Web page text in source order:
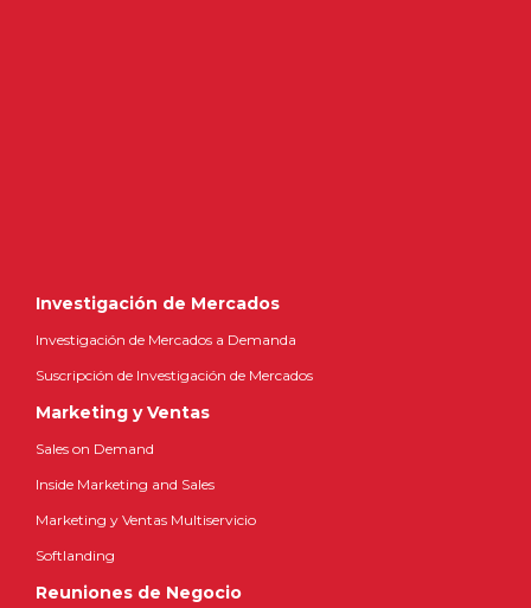
Investigación de Mercados
Investigación de Mercados a Demanda
Suscripción de Investigación de Mercados
Marketing y Ventas
Sales on Demand
Inside Marketing and Sales
Marketing y Ventas Multiservicio
Softlanding
Reuniones de Negocio